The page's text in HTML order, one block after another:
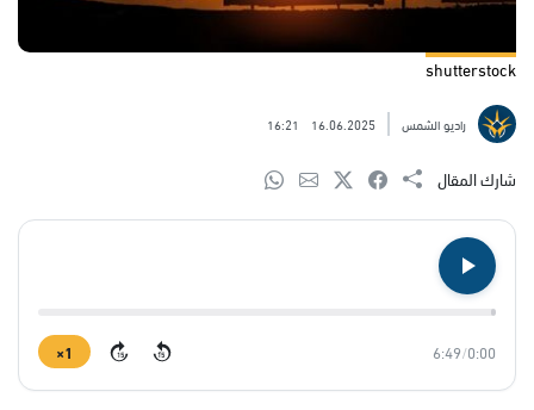
shutterstock
راديو الشمس 16.06.2025
16:21
شارك المقال
0:00
/
6:49
15
15
1×